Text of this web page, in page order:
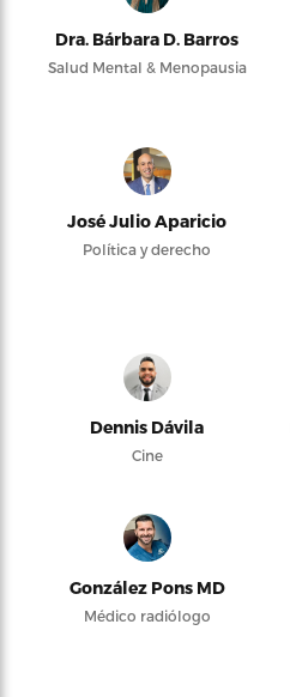
Dra. Bárbara D. Barros
Salud Mental & Menopausia
José Julio Aparicio
Política y derecho
Dennis Dávila
Cine
González Pons MD
Médico radiólogo